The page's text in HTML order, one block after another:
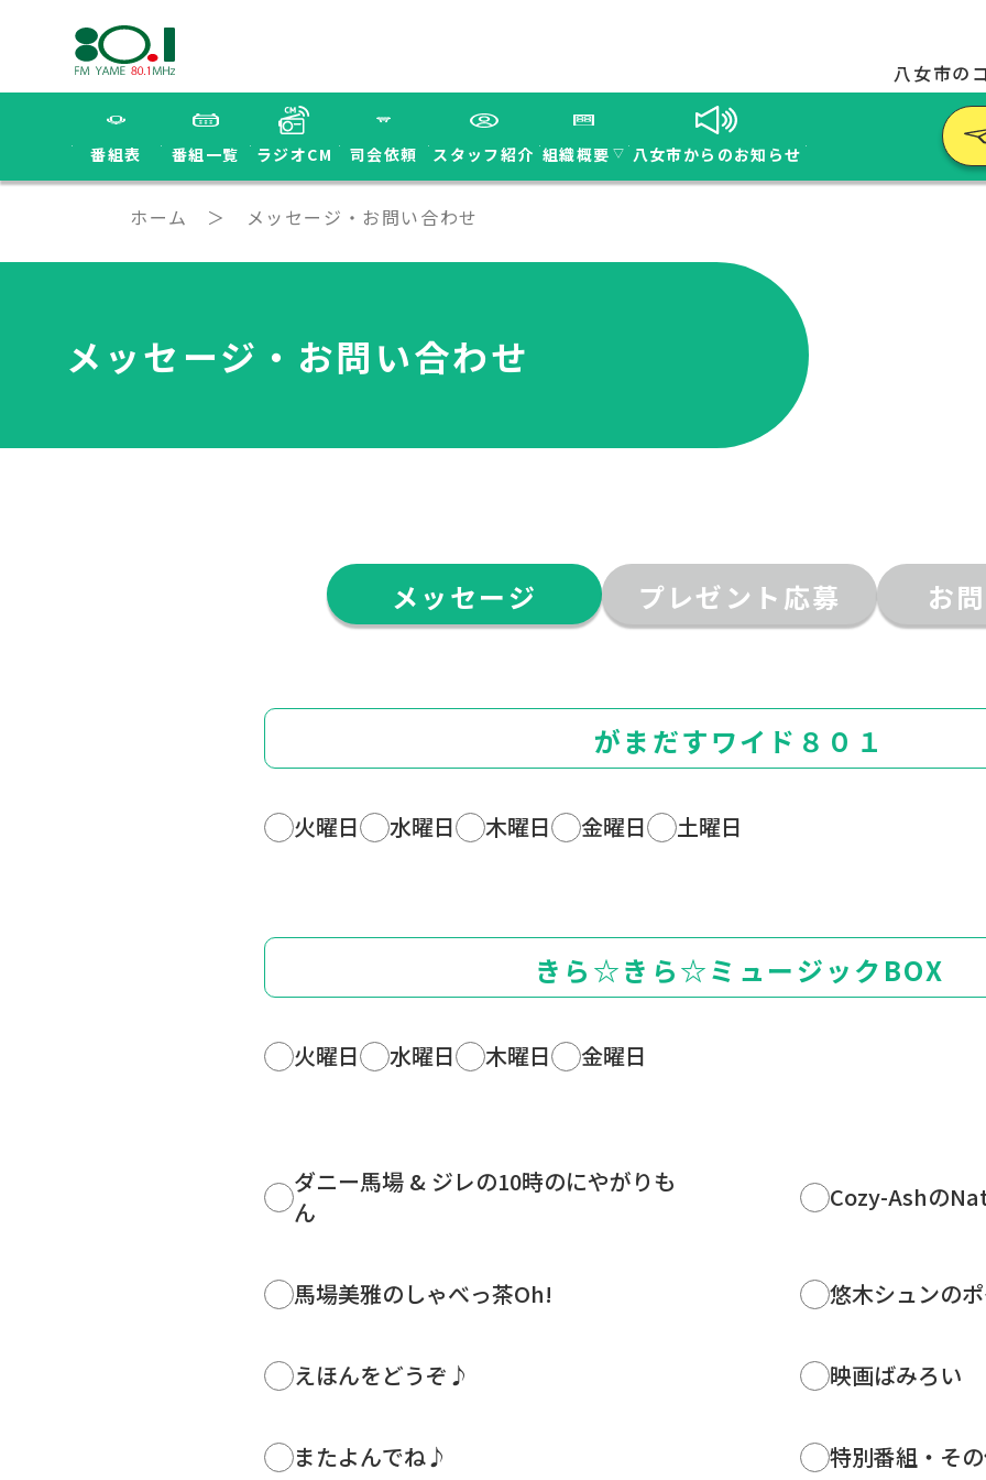
八女市の
番組表 番組一覧 ラジオCM 司会依頼 スタッフ紹介 組織概要 ▽ 八女市からのお知らせ
ホーム メッセージ・お問い合わせ
メッセージ・お問い合わせ
メッセージ プレゼント応募 お
がまだすワイド８０１
火曜日 水曜日 木曜日 金曜日 土曜日
きら☆きら☆ミュージックBOX
火曜日 水曜日 木曜日 金曜日
ダニー馬場 & ジレの10時のにやがりも
ん
Cozy-Ashの
馬場美雅のしゃべっ茶Oh! 悠木シュンの
えほんをどうぞ♪ 映画ばみろい
またよんでね♪ 特別番組・そ